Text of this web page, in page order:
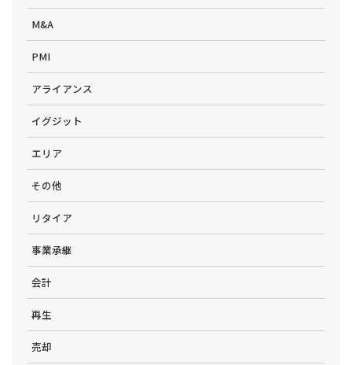
M&A
PMI
アライアンス
イグジット
エリア
その他
リタイア
事業承継
会計
再生
売却